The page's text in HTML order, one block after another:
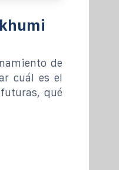
de
cuál es el
qué